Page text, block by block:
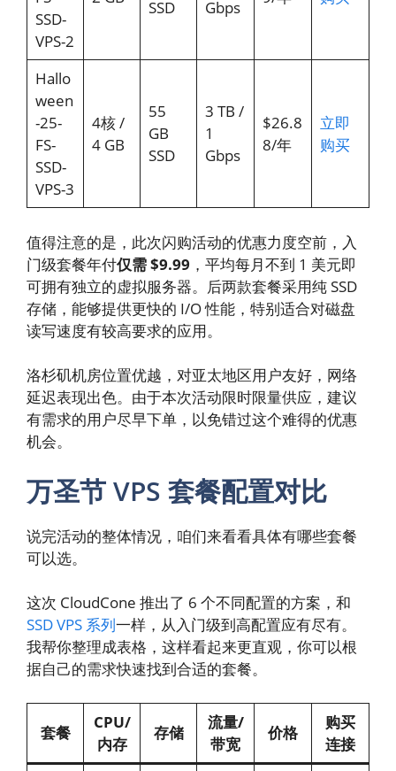
SSD-
VPS-2
SSD Gbps
Hallo
ween
-25-
FS-
SSD-
VPS-3
4核 /
4 GB
55
GB
SSD
3 TB /
1
Gbps
$26.8
8/年
立即
购买
值得注意的是，此次闪购活动的优惠力度空前，入
门级套餐年付仅需 $9.99 ，平均每月不到 1 美元即
可拥有独立的虚拟服务器。后两款套餐采用纯 SSD
存储，能够提供更快的 I/O 性能，特别适合对磁盘
读写速度有较高要求的应用。
洛杉矶机房位置优越，对亚太地区用户友好，网络
延迟表现出色。由于本次活动限时限量供应，建议
有需求的用户尽早下单，以免错过这个难得的优惠
机会。
万圣节 VPS 套餐配置对比
说完活动的整体情况，咱们来看看具体有哪些套餐
可以选。
这次 CloudCone 推出了 6 个不同配置的方案，和
SSD VPS 系列一样，从入门级到高配置应有尽有。
我帮你整理成表格，这样看起来更直观，你可以根
据自己的需求快速找到合适的套餐。
套餐
CPU/
内存
存储
流量/
带宽
价格
购买
连接